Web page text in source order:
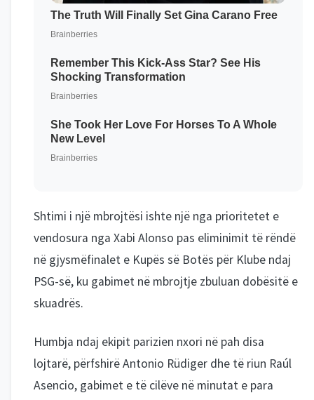
Shtimi i një mbrojtësi ishte një nga prioritetet e
vendosura nga Xabi Alonso pas eliminimit të rëndë
në gjysmëfinalet e Kupës së Botës për Klube ndaj
PSG-së, ku gabimet në mbrojtje zbuluan dobësitë e
skuadrës.
Humbja ndaj ekipit parizien nxori në pah disa
lojtarë, përfshirë Antonio Rüdiger dhe të riun Raúl
Asencio, gabimet e të cilëve në minutat e para